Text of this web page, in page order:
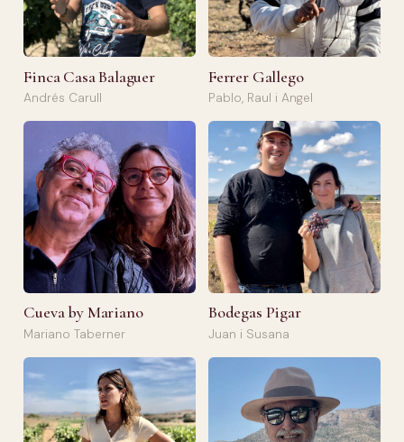
Finca Casa Balaguer
Andrés Carull
Ferrer Gallego
Pablo, Raul i Angel
Cueva by Mariano
Mariano Taberner
Bodegas Pigar
Juan i Susana